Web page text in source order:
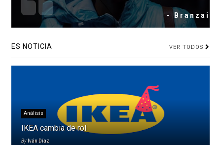
- Branzai
ES NOTICIA VER TODOS
Análisis
IKEA cambia de rol
By Iván Díaz